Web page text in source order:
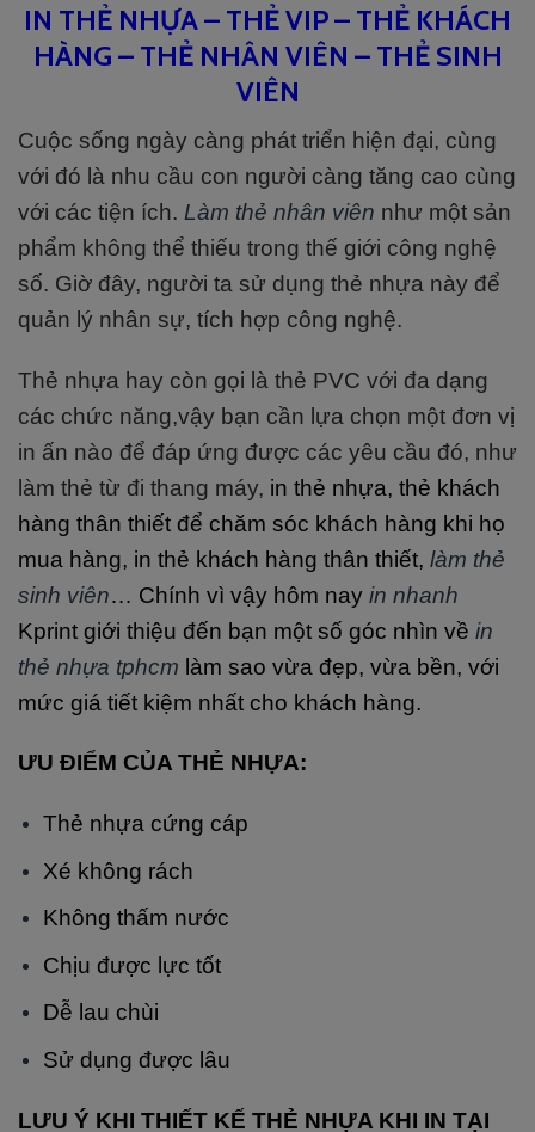
IN THẺ NHỰA – THẺ VIP – THẺ KHÁCH
HÀNG – THẺ NHÂN VIÊN – THẺ SINH
VIÊN
Cuộc sống ngày càng phát triển hiện đại, cùng
với đó là nhu cầu con người càng tăng cao cùng
với các tiện ích. Làm thẻ nhân viên như một sản
phẩm không thể thiếu trong thế giới công nghệ
số. Giờ đây, người ta sử dụng thẻ nhựa này để
quản lý nhân sự, tích hợp công nghệ.
Thẻ nhựa hay còn gọi là thẻ PVC với đa dạng
các chức năng,vậy bạn cần lựa chọn một đơn vị
in ấn nào để đáp ứng được các yêu cầu đó, như
làm thẻ từ đi thang máy, in thẻ nhựa, thẻ khách
hàng thân thiết để chăm sóc khách hàng khi họ
mua hàng, in thẻ khách hàng thân thiết, làm thẻ
sinh viên… Chính vì vậy hôm nay in nhanh
Kprint giới thiệu đến bạn một số góc nhìn về in
thẻ nhựa tphcm làm sao vừa đẹp, vừa bền, với
mức giá tiết kiệm nhất cho khách hàng.
ƯU ĐIỂM CỦA THẺ NHỰA:
Thẻ nhựa cứng cáp
Xé không rách
Không thấm nước
Chịu được lực tốt
Dễ lau chùi
Sử dụng được lâu
LƯU Ý KHI THIẾT KẾ THẺ NHỰA KHI IN TẠI